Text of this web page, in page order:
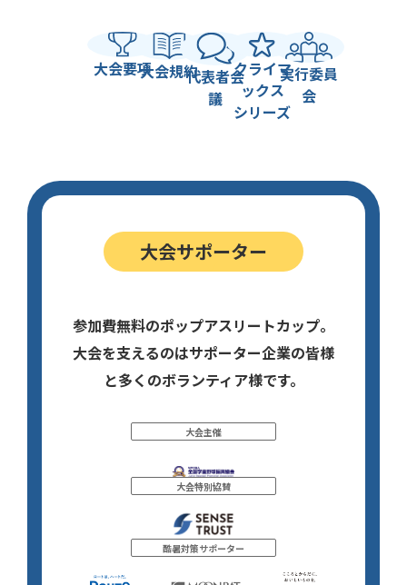
大会要項大会規約代表者会
議
クライマ
ックス
シリーズ
実行委員
会
大会サポーター
参加費無料のポップアスリートカップ。
大会を支えるのはサポーター企業の皆様
と多くのボランティア様です。
大会主催
大会特別協賛
酷暑対策サポーター